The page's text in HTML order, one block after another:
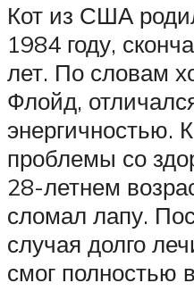
Кот из США
1984 году,
лет. По словам
Флойд,
энергичностью.
проблемы со
28-летнем
сломал лапу.
случая долго
смог полностью